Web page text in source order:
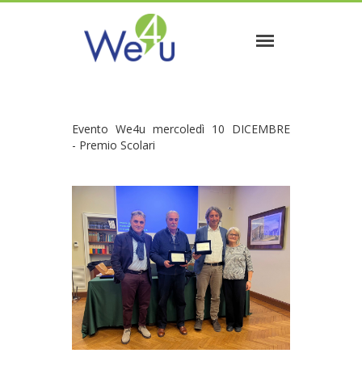
Evento We4u mercoledì 10 DICEMBRE
- Premio Scolari